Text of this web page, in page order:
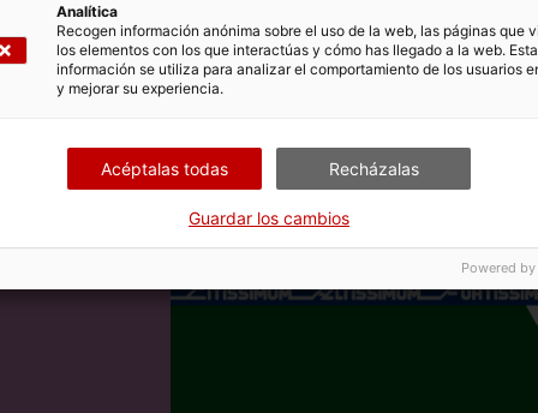
es una
que, pese
arte: el
Analítica
Recogen información anónima sobre el uso de la web, las páginas que
los elementos con los que interactúas y cómo has llegado a la web. Esta
información se utiliza para analizar el comportamiento de los usuarios
y mejorar su experiencia.
Acéptalas todas Recházalas
Guardar los cambios
Powered by